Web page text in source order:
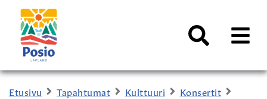
Siirry sisältöön
Kaupungin
logo
AVAA
Etusivu Tapahtumat Kulttuuri
Konsertit